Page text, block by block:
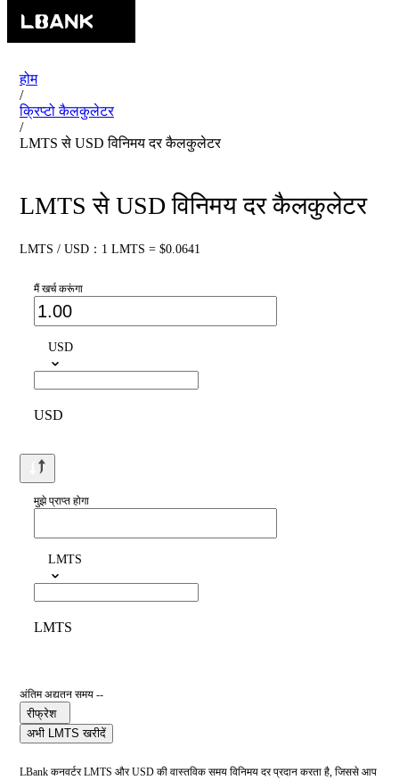
होम
/
क्रिप्टो कैलकुलेटर
/
LMTS से USD विनिमय दर कैलकुलेटर
LMTS से USD विनिमय दर कैलकुलेटर
LMTS / USD：1 LMTS = $0.0641
मैं खर्च करूंगा
USD
USD
मुझे प्राप्त होगा
LMTS
LMTS
अंतिम अद्यतन समय --
रीफ्रेश
अभी LMTS खरीदें
LBank कनवर्टर LMTS और USD की वास्तविक समय विनिमय दर प्रदान करता है, जिससे आप